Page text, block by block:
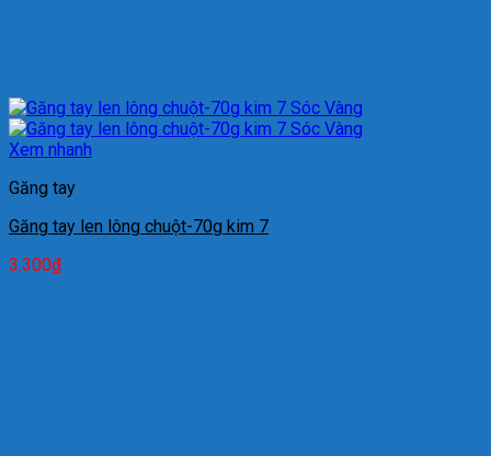
Xem nhanh
Găng tay
Găng tay len lông chuột-70g kim 7
3.300₫